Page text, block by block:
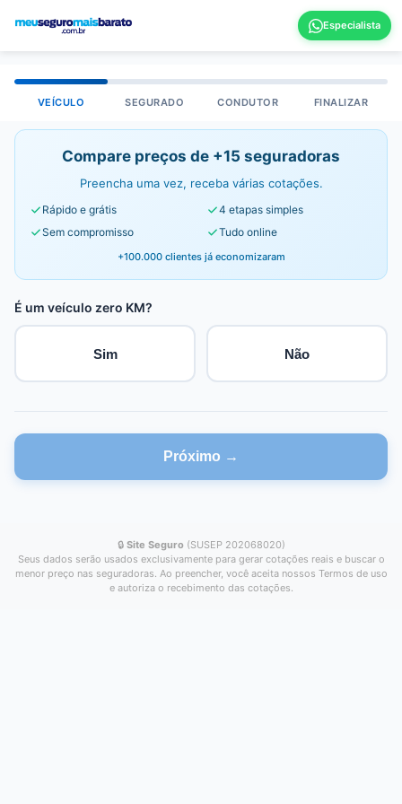
VEÍCULO SEGURADO CONDUTOR FINALIZAR
Compare preços de +15 seguradoras
Preencha uma vez, receba várias cotações.
Rápido e grátis
4 etapas simples
Sem compromisso
Tudo online
+100.000 clientes já economizaram
É um veículo zero KM?
Sim Não
Próximo →
🔒 Site Seguro (SUSEP 202068020)
Seus dados serão usados exclusivamente para gerar cotações reais e buscar o
menor preço nas seguradoras. Ao preencher, você aceita nossos Termos de uso
e autoriza o recebimento das cotações.